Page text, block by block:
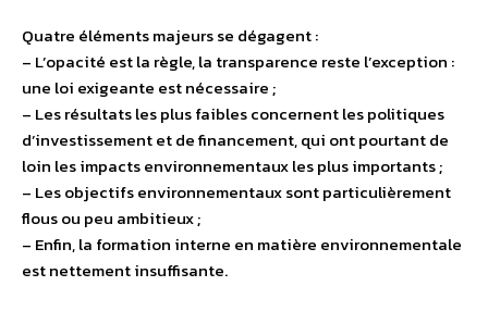
Quatre éléments majeurs se dégagent :
– L’opacité est la règle, la transparence reste l’exception :
une loi exigeante est nécessaire ;
– Les résultats les plus faibles concernent les politiques
d’investissement et de financement, qui ont pourtant de
loin les impacts environnementaux les plus importants ;
– Les objectifs environnementaux sont particulièrement
flous ou peu ambitieux ;
– Enfin, la formation interne en matière environnementale
est nettement insuffisante.